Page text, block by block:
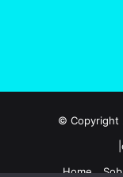
© Copyright
Home